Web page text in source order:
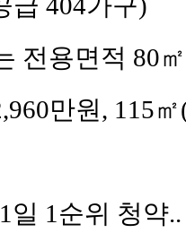
전용면적 80
만원, 115
일 1순위 청